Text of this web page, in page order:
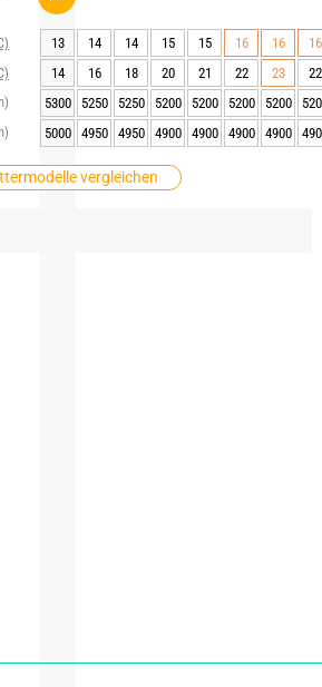
vergleichen
13 14 14 15 15 16 16
16
14
16 18 20 21 22 23
22
5300
5250 5250 5200 5200 5200 5200
5000
4950 4950 4900 4900 4900 4900